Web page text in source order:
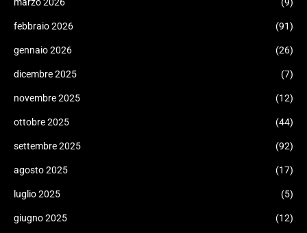
febbraio 2026 (91)
gennaio 2026 (26)
dicembre 2025 (7)
novembre 2025 (12)
ottobre 2025 (44)
settembre 2025 (92)
agosto 2025 (17)
luglio 2025 (5)
giugno 2025 (12)